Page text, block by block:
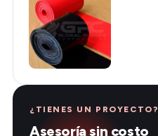
¿TIENES UN PROYECTO?
Asesoría sin costo